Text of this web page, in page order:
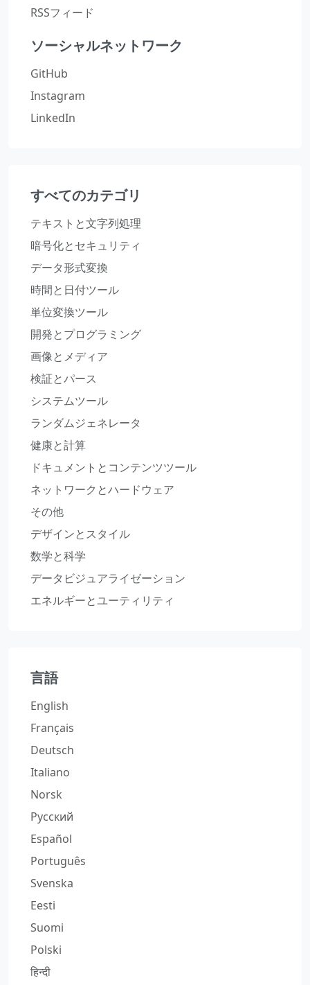
RSSフィード
ソーシャルネットワーク
GitHub
Instagram
LinkedIn
すべてのカテゴリ
テキストと文字列処理
暗号化とセキュリティ
データ形式変換
時間と日付ツール
単位変換ツール
開発とプログラミング
画像とメディア
検証とパース
システムツール
ランダムジェネレータ
健康と計算
ドキュメントとコンテンツツール
ネットワークとハードウェア
その他
デザインとスタイル
数学と科学
データビジュアライゼーション
エネルギーとユーティリティ
言語
English
Français
Deutsch
Italiano
Norsk
Русский
Español
Português
Svenska
Eesti
Suomi
Polski
हिन्दी